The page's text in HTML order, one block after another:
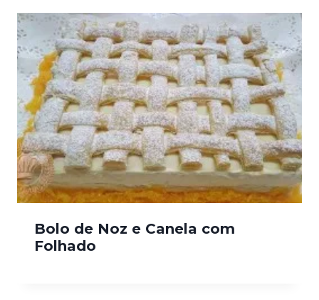
Bolo de Noz e Canela com
Folhado